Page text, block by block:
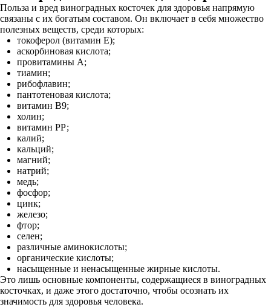
Польза и вред виноградных косточек для здоровья напрямую
связаны с их богатым составом. Он включает в себя множество
полезных веществ, среди которых:
токоферол (витамин Е);
аскорбиновая кислота;
провитамины А;
тиамин;
рибофлавин;
пантотеновая кислота;
витамин В9;
холин;
витамин РР;
калий;
кальций;
магний;
натрий;
медь;
фосфор;
цинк;
железо;
фтор;
селен;
различные аминокислоты;
органические кислоты;
насыщенные и ненасыщенные жирные кислоты.
Это лишь основные компоненты, содержащиеся в виноградных
косточках, и даже этого достаточно, чтобы осознать их
значимость для здоровья человека.